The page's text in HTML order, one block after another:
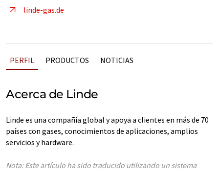
linde-gas.de
PERFIL PRODUCTOS NOTICIAS
Acerca de Linde
Linde es una compañía global y apoya a clientes en más de 70
países con gases, conocimientos de aplicaciones, amplios
servicios y hardware.
Nota: Este artículo ha sido traducido utilizando un sistema